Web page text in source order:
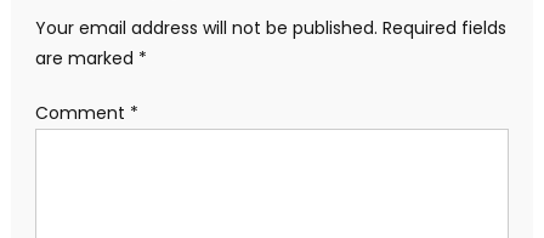
Your email address will not be published. Required fields
are marked *
Comment *